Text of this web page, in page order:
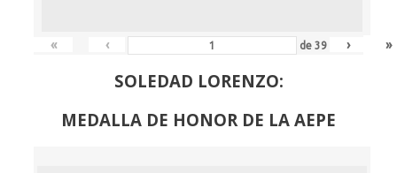
« ‹ de39 › »
SOLEDAD LORENZO:
MEDALLA DE HONOR DE LA AEPE